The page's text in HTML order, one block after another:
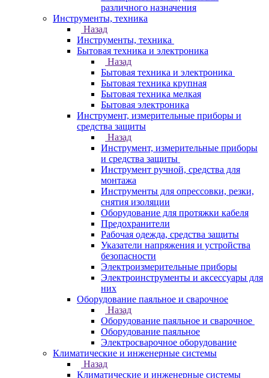
различного назначения
Инструменты, техника
Назад
Инструменты, техника
Бытовая техника и электроника
Назад
Бытовая техника и электроника
Бытовая техника крупная
Бытовая техника мелкая
Бытовая электроника
Инструмент, измерительные приборы и
средства защиты
Назад
Инструмент, измерительные приборы
и средства защиты
Инструмент ручной, средства для
монтажа
Инструменты для опрессовки, резки,
снятия изоляции
Оборудование для протяжки кабеля
Предохранители
Рабочая одежда, средства защиты
Указатели напряжения и устройства
безопасности
Электроизмерительные приборы
Электроинструменты и аксессуары для
них
Оборудование паяльное и сварочное
Назад
Оборудование паяльное и сварочное
Оборудование паяльное
Электросварочное оборудование
Климатические и инженерные системы
Назад
Климатические и инженерные системы